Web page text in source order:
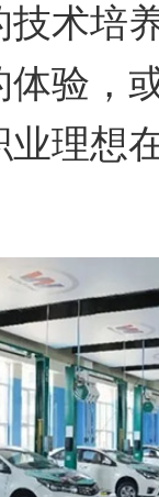
技术培
验，
理想